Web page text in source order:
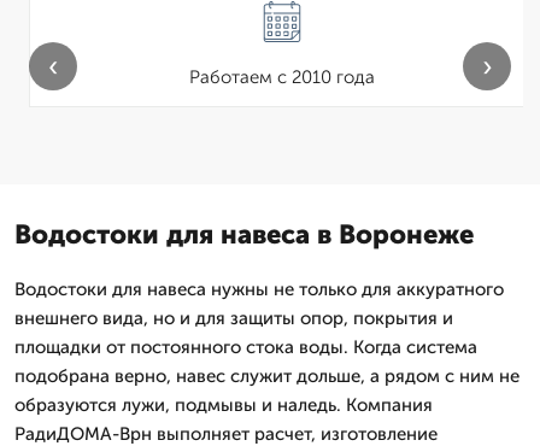
Работаем с 2010 года
‹ ›
Водостоки для навеса в Воронеже
Водостоки для навеса нужны не только для аккуратного
внешнего вида, но и для защиты опор, покрытия и
площадки от постоянного стока воды. Когда система
подобрана верно, навес служит дольше, а рядом с ним не
образуются лужи, подмывы и наледь. Компания
РадиДОМА-Врн выполняет расчет, изготовление